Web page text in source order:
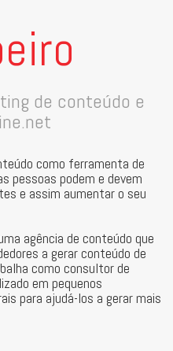
de conteúdo e
como ferramenta de
pessoas podem e devem
e assim aumentar o seu
agência de conteúdo que
a gerar conteúdo de
como consultor de
em pequenos
para ajudá-los a gerar mais